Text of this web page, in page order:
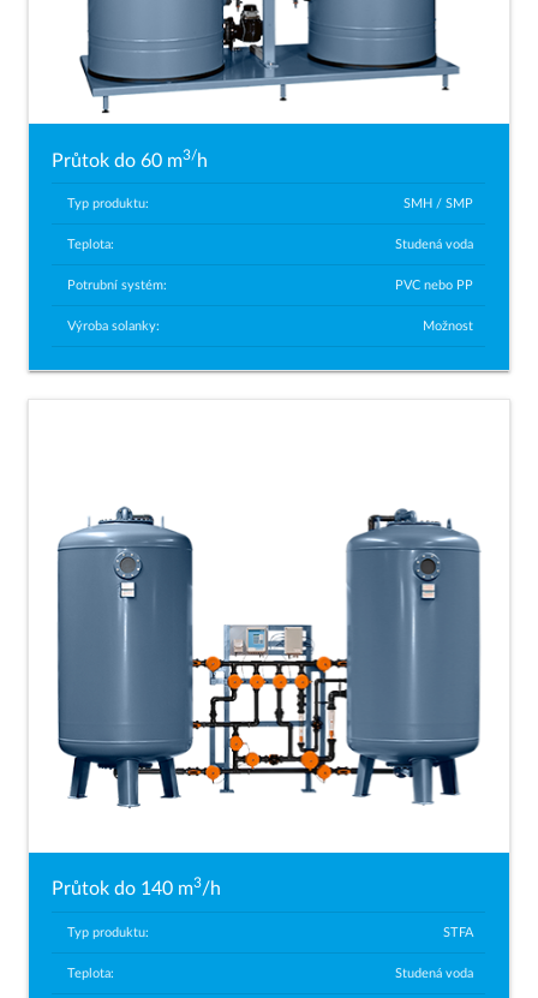
Průtok do 60 m3/h
Typ produktu: SMH / SMP
Teplota: Studená voda
Potrubní systém: PVC nebo PP
Výroba solanky: Možnost
Průtok do 140 m3/h
Typ produktu: STFA
Teplota: Studená voda